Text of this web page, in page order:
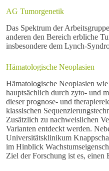
AG Tumorgenetik
Das Spektrum der
anderen den Bereich erbliche
insbesondere dem Lynch-
Hämatologische Neoplasien
Hämatologische Neoplasien
hauptsächlich durch zyto- und
dieser prognose- und
klassischen
Zusätzlich zu nachweislichen
Varianten entdeckt werden.
Universitätsklinikum
im Hinblick
Ziel der Forschung ist es,